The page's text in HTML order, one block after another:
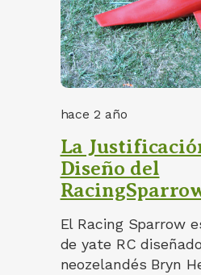
hace 2 año
La
Diseño del
El Racing Sparrow
de yate RC
neozelandés Bryn